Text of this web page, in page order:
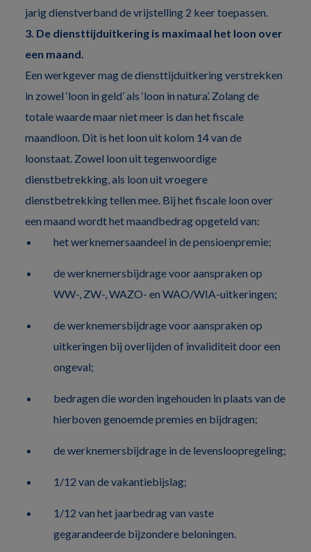
jarig dienstverband de vrijstelling 2 keer toepassen.
3. De diensttijduitkering is maximaal het loon over
een maand.
Een werkgever mag de diensttijduitkering verstrekken
in zowel ‘loon in geld’ als ‘loon in natura’. Zolang de
totale waarde maar niet meer is dan het fiscale
maandloon. Dit is het loon uit kolom 14 van de
loonstaat. Zowel loon uit tegenwoordige
dienstbetrekking, als loon uit vroegere
dienstbetrekking tellen mee. Bij het fiscale loon over
een maand wordt het maandbedrag opgeteld van:
het werknemersaandeel in de pensioenpremie;
de werknemersbijdrage voor aanspraken op
WW-, ZW-, WAZO- en WAO/WIA-uitkeringen;
de werknemersbijdrage voor aanspraken op
uitkeringen bij overlijden of invaliditeit door een
ongeval;
bedragen die worden ingehouden in plaats van de
hierboven genoemde premies en bijdragen;
de werknemersbijdrage in de levensloopregeling;
1/12 van de vakantiebijslag;
1/12 van het jaarbedrag van vaste
gegarandeerde bijzondere beloningen.